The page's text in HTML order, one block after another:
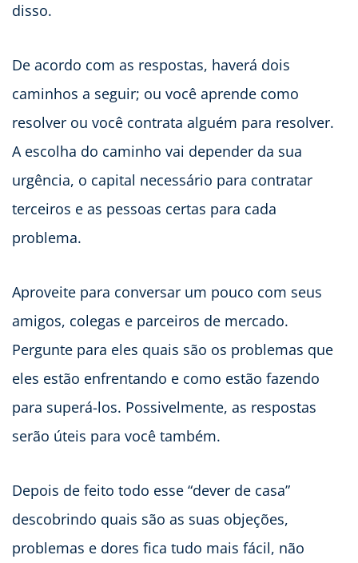
disso.
De acordo com as respostas, haverá dois
caminhos a seguir; ou você aprende como
resolver ou você contrata alguém para resolver.
A escolha do caminho vai depender da sua
urgência, o capital necessário para contratar
terceiros e as pessoas certas para cada
problema.
Aproveite para conversar um pouco com seus
amigos, colegas e parceiros de mercado.
Pergunte para eles quais são os problemas que
eles estão enfrentando e como estão fazendo
para superá-los. Possivelmente, as respostas
serão úteis para você também.
Depois de feito todo esse “dever de casa”
descobrindo quais são as suas objeções,
problemas e dores fica tudo mais fácil, não